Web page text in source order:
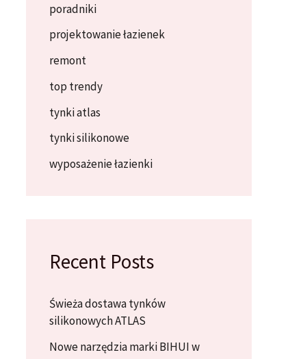
poradniki
projektowanie łazienek
remont
top trendy
tynki atlas
tynki silikonowe
wyposażenie łazienki
Recent Posts
Świeża dostawa tynków
silikonowych ATLAS
Nowe narzędzia marki BIHUI w